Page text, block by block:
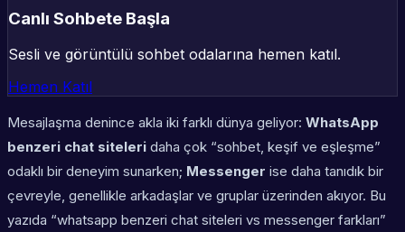
Canlı Sohbete Başla
Sesli ve görüntülü sohbet odalarına hemen katıl.
Hemen Katıl
Mesajlaşma denince akla iki farklı dünya geliyor: WhatsApp
benzeri chat siteleri daha çok “sohbet, keşif ve eşleşme”
odaklı bir deneyim sunarken; Messenger ise daha tanıdık bir
çevreyle, genellikle arkadaşlar ve gruplar üzerinden akıyor. Bu
yazıda “whatsapp benzeri chat siteleri vs messenger farkları”